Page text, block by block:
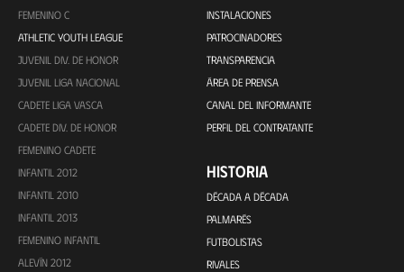
FEMENINO C
ATHLETIC YOUTH LEAGUE
JUVENIL DIV. DE HONOR
JUVENIL LIGA NACIONAL
CADETE LIGA VASCA
CADETE DIV. DE HONOR
FEMENINO CADETE
INFANTIL 2012
INFANTIL 2010
INFANTIL 2013
FEMENINO INFANTIL
ALEVÍN 2012
INSTALACIONES
PATROCINADORES
TRANSPARENCIA
ÁREA DE PRENSA
CANAL DEL INFORMANTE
PERFIL DEL CONTRATANTE
HISTORIA
DÉCADA A DÉCADA
PALMARÉS
FUTBOLISTAS
RIVALES